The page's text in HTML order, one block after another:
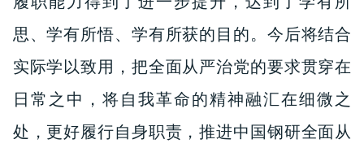
思、学有所悟、学有所获的目的。今后将结合
实际学以致用，把全面从严治党的要求贯穿在
日常之中，将自我革命的精神融汇在细微之
处，更好履行自身职责，推进中国钢研全面从